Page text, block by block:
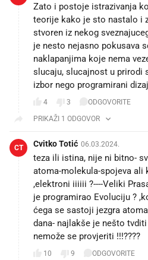
Zato i postoje istrazivanja
teorije kako je sto nastalo i
stvoren iz nekog
je nesto nejasno pokusava
naklapanjima koje nema
slucaju, slucajnost u prirodi
izbor nego programirani
4 3
ODGOVORITE
PRIKAŽI 1 ODGOVOR
CT Cvitko Totić 06.03.2024.
teza ili istina, nije ni bitno-
atoma-molekula-spojeva ali
,elektroni iiiiii ?----Veliki
je programirao Evoluciju ?
ćega se sastoji jezgra
dana- najlakše je nešto
nemože se provjeriti !!!????
10 9 ODGOVORITE